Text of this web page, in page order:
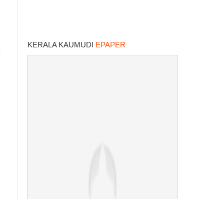
KERALA KAUMUDI EPAPER